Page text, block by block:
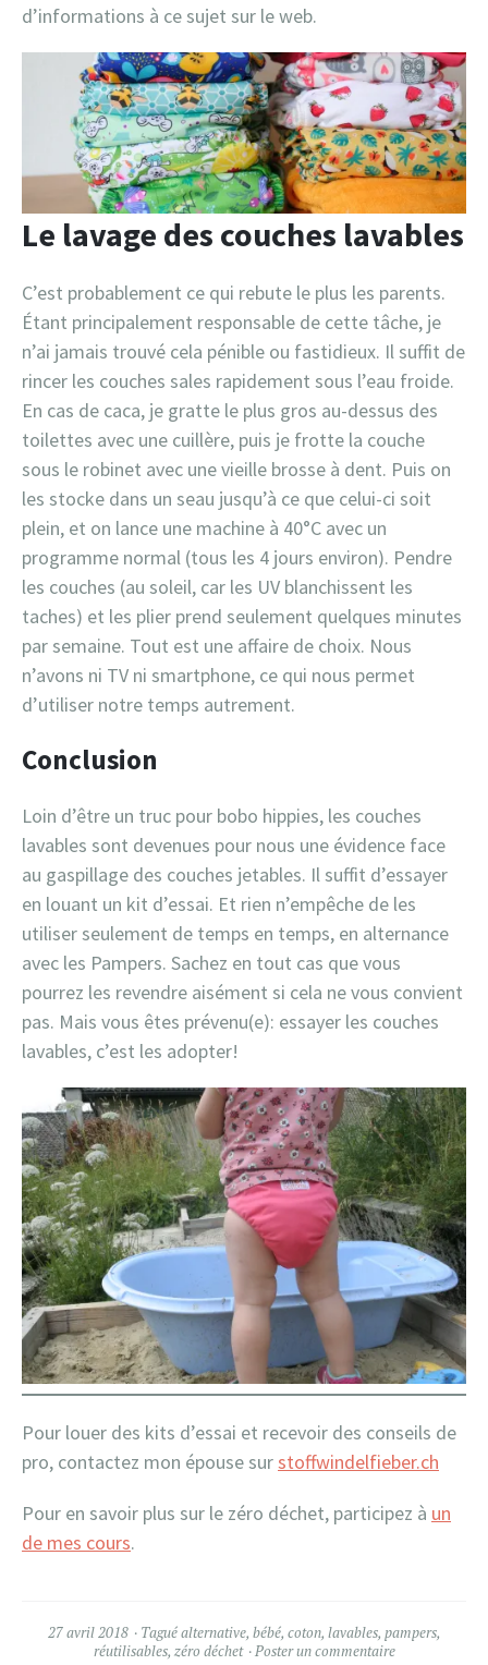
d’informations à ce sujet sur le web.
Le lavage des couches lavables
C’est probablement ce qui rebute le plus les parents.
Étant principalement responsable de cette tâche, je
n’ai jamais trouvé cela pénible ou fastidieux. Il suffit de
rincer les couches sales rapidement sous l’eau froide.
En cas de caca, je gratte le plus gros au-dessus des
toilettes avec une cuillère, puis je frotte la couche
sous le robinet avec une vieille brosse à dent. Puis on
les stocke dans un seau jusqu’à ce que celui-ci soit
plein, et on lance une machine à 40°C avec un
programme normal (tous les 4 jours environ). Pendre
les couches (au soleil, car les UV blanchissent les
taches) et les plier prend seulement quelques minutes
par semaine. Tout est une affaire de choix. Nous
n’avons ni TV ni smartphone, ce qui nous permet
d’utiliser notre temps autrement.
Conclusion
Loin d’être un truc pour bobo hippies, les couches
lavables sont devenues pour nous une évidence face
au gaspillage des couches jetables. Il suffit d’essayer
en louant un kit d’essai. Et rien n’empêche de les
utiliser seulement de temps en temps, en alternance
avec les Pampers. Sachez en tout cas que vous
pourrez les revendre aisément si cela ne vous convient
pas. Mais vous êtes prévenu(e): essayer les couches
lavables, c’est les adopter!
Pour louer des kits d’essai et recevoir des conseils de
pro, contactez mon épouse surstoffwindelfieber.ch
Pour en savoir plus sur le zéro déchet, participez à un
de mes cours.
27 avril 2018 Taguéalternative, bébé, coton, lavables, pampers,
réutilisables, zéro déchet Poster un commentaire